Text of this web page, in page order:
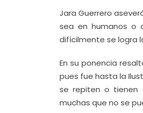
Jara Guerrero
sea en humanos o
difícilmente se logra
En su ponencia
pues fue hasta la
se repiten o tienen
muchas que no se